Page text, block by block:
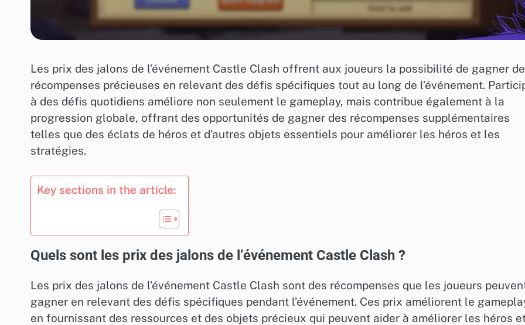
Les prix des jalons de l’événement Castle Clash offrent aux joueurs la possibilité de gagner
récompenses précieuses en relevant des défis spécifiques tout au long de l’événement.
à des défis quotidiens améliore non seulement le gameplay, mais contribue également à la
progression globale, offrant des opportunités de gagner des récompenses supplémentaires
telles que des éclats de héros et d’autres objets essentiels pour améliorer les héros et les
stratégies.
Key sections in the article:
Quels sont les prix des jalons de l’événement Castle Clash ?
Les prix des jalons de l’événement Castle Clash sont des récompenses que les joueurs
gagner en relevant des défis spécifiques pendant l’événement. Ces prix améliorent le
en fournissant des ressources et des objets précieux qui peuvent aider à améliorer les héros